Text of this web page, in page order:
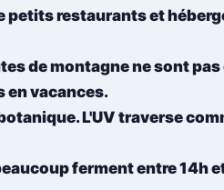
petits restaurants et
de montagne ne sont pas
en vacances.
L'UV traverse
ferment entre 14h